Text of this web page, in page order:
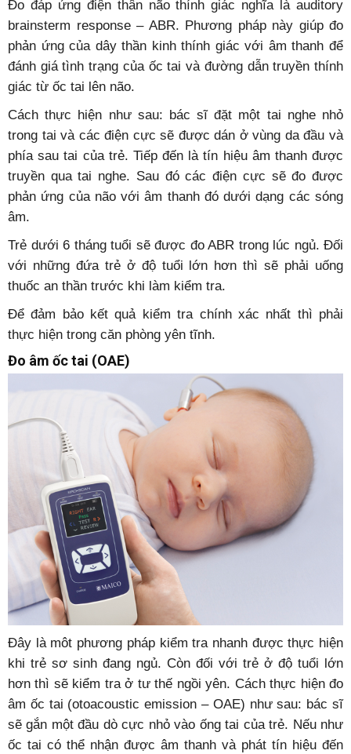
Đo đáp ứng điện thân não thính giác nghĩa là auditory
brainsterm response – ABR. Phương pháp này giúp đo
phản ứng của dây thần kinh thính giác với âm thanh để
đánh giá tình trạng của ốc tai và đường dẫn truyền thính
giác từ ốc tai lên não.
Cách thực hiện như sau: bác sĩ đặt một tai nghe nhỏ
trong tai và các điện cực sẽ được dán ở vùng da đầu và
phía sau tai của trẻ. Tiếp đến là tín hiệu âm thanh được
truyền qua tai nghe. Sau đó các điện cực sẽ đo được
phản ứng của não với âm thanh đó dưới dạng các sóng
âm.
Trẻ dưới 6 tháng tuổi sẽ được đo ABR trong lúc ngủ. Đối
với những đứa trẻ ở độ tuổi lớn hơn thì sẽ phải uống
thuốc an thần trước khi làm kiểm tra.
Để đảm bảo kết quả kiểm tra chính xác nhất thì phải
thực hiện trong căn phòng yên tĩnh.
Đo âm ốc tai (OAE)
Đây là môt phương pháp kiểm tra nhanh được thực hiện
khi trẻ sơ sinh đang ngủ. Còn đối với trẻ ở độ tuổi lớn
hơn thì sẽ kiểm tra ở tư thế ngồi yên. Cách thực hiện đo
âm ốc tai (otoacoustic emission – OAE) như sau: bác sĩ
sẽ gắn một đầu dò cực nhỏ vào ống tai của trẻ. Nếu như
ốc tai có thể nhận được âm thanh và phát tín hiệu đến